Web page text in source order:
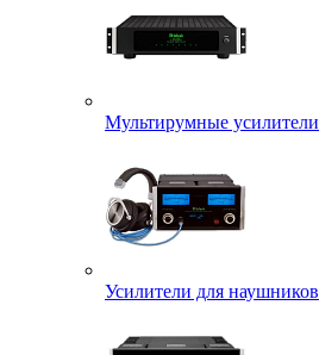
Мультирумные усилители
Усилители для наушников